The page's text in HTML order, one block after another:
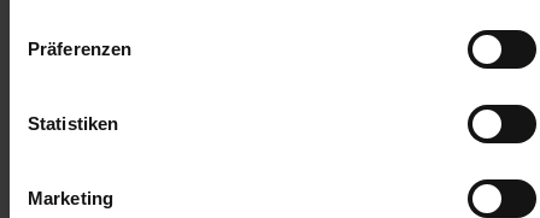
Präferenzen
Statistiken
Marketing
Artikel gehört zur Kategorie: